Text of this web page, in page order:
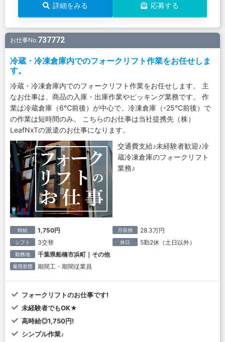
詳細をみる 応募する
お仕事No.737772
冷蔵・冷凍倉庫内でのフォークリフト作業をお任せしま
す。
冷蔵・冷凍倉庫内でのフォークリフト作業をお任せします。 主
なお仕事は、商品の入庫・出庫作業やピッキング業務です。 作
業は冷蔵倉庫（6℃前後）が中心で、冷凍倉庫（-25℃前後）で
の作業は短時間のみ。 こちらのお仕事は当社提携先（株）
LeafNxTの派遣のお仕事になります。
交通費支給♪未経験者歓迎♪冷
蔵冷凍倉庫のフォークリフト
業務♪
時給 1,750円 月収例 28.3万円
シフト 3交替 休日 5勤2休（土日以外）
勤務地 千葉県船橋市浜町｜その他
雇用形態 期間工・期間従業員
フォークリフトのお仕事です!
未経験者でもOK★
高時給◎1,750円!
シンプル作業♪